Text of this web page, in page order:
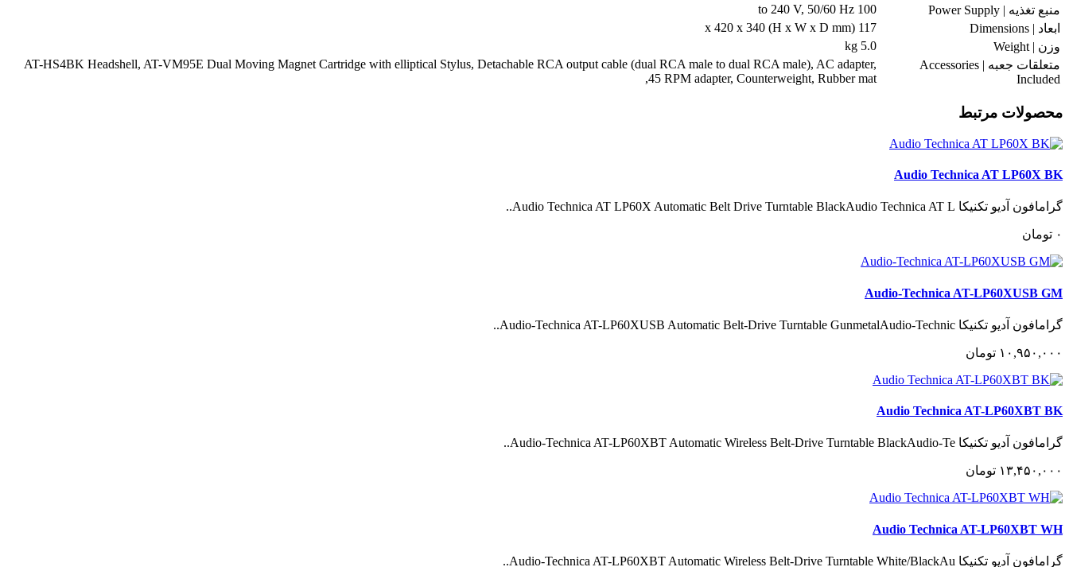
منبع تغذیه | Power Supply
100 to 240 V, 50/60 Hz
ابعاد | Dimensions
117 x 420 x 340 (H x W x D mm)
وزن | Weight
5.0 kg
متعلقات جعبه | Accessories
Included
AT-HS4BK Headshell, AT-VM95E Dual Moving Magnet Cartridge with elliptical Stylus, Detachable RCA output cable (dual RCA male to dual RCA male), AC adapter,
45 RPM adapter, Counterweight, Rubber mat,
محصولات مرتبط
Audio Technica AT LP60X BK
گرامافون آدیو تکنیکا Audio Technica AT LP60X Automatic Belt Drive Turntable BlackAudio Technica AT L..
٠ تومان
Audio-Technica AT-LP60XUSB GM
گرامافون آدیو تکنیکا Audio-Technica AT-LP60XUSB Automatic Belt-Drive Turntable GunmetalAudio-Technic..
١٠,٩۵٠,٠٠٠ تومان
Audio Technica AT-LP60XBT BK
گرامافون آدیو تکنیکا Audio-Technica AT-LP60XBT Automatic Wireless Belt-Drive Turntable BlackAudio-Te..
١٣,۴۵٠,٠٠٠ تومان
Audio Technica AT-LP60XBT WH
گرامافون آدیو تکنیکا Audio-Technica AT-LP60XBT Automatic Wireless Belt-Drive Turntable White/BlackAu..